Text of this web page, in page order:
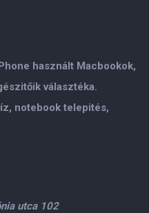
használt Macbookok,
választéka.
notebook telepités,
utca 102